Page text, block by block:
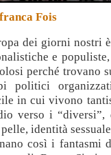
Fois
dei giorni nostri
e
perché trovano
politici
in cui vivono
verso i
identità sessuale
così i fantasmi